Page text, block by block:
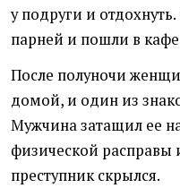
у подруги и
парней и пошли в
После полуночи
домой, и один из
Мужчина затащил ее
физической расправы
преступник скрылся.